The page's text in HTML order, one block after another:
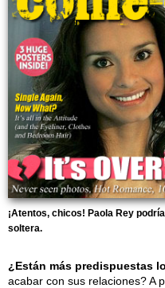
¡Atentos, chicos! Paola Rey
soltera.
¿Están más predispuestas
acabar con sus relaciones? A